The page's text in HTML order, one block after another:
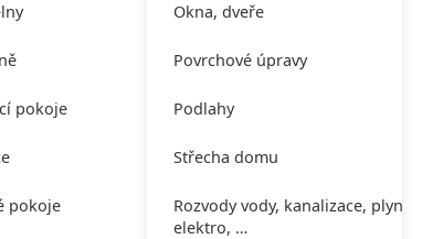
pokoje
pokoje
Okna, dveře
Povrchové úpravy
Podlahy
Střecha domu
Rozvody vody, kanalizace, plynu,
elektro, …